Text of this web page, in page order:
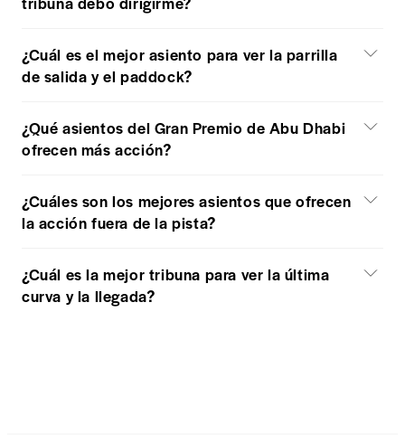
¿Cuál es el mejor asiento para ver la parrilla
de salida y el paddock?
¿Qué asientos del Gran Premio de Abu Dhabi
ofrecen más acción?
¿Cuáles son los mejores asientos que ofrecen
la acción fuera de la pista?
¿Cuál es la mejor tribuna para ver la última
curva y la llegada?